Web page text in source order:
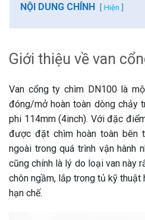
NỘI DUNG CHÍNH Hiện
Giới thiệu về van
Van cổng ty chìm DN100 là
đóng/mở hoàn toàn dòng chảy
phi 114mm (4inch). Với đặc
được đặt chìm hoàn toàn bên
ngoài trong quá trình vận hành
cũng chính là lý do loại van này
chôn ngầm, lắp trong tủ kỹ
hạn chế.